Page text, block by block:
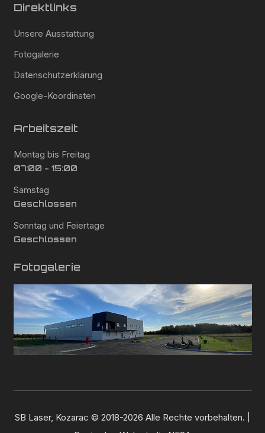
Direktlinks
Unsere Ausstattung
Fotogalerie
Datenschutzerklärung
Google-Koordinaten
Arbeitszeit
Montag bis Freitag
07:00 - 15:00
Samstag
Geschlossen
Sonntag und Feiertage
Geschlossen
Fotogalerie
SB Laser, Kozarac © 2018-2026 Alle Rechte vorbehalten. |